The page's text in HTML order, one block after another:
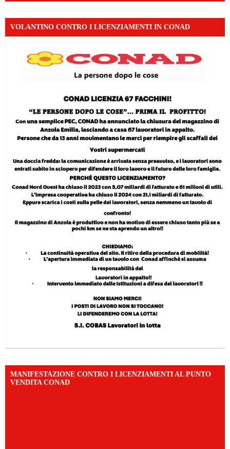
VOLANTINO CONTRO I LICENZIAMENTI IN CONAD
MANIFESTAZIONE CONTRO I LICENZIAMENTI AL PUNTO
VENDITA CONAD